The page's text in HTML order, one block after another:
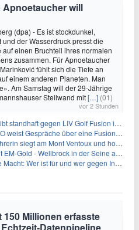
Apnoetaucher will
(dpa) - Es ist stockdunkel,
und der Wasserdruck presst die
auf einen Bruchteil ihres normalen
zusammen. Für Apnoetaucher
fühlt sich die Tiefe an
einem anderen Planeten. Man
Am Samstag will der 29-Jährige
Steilwand mit[…] (01)
vor 2 Stunden
gegen LIV Golf Fusion in einem sich wandelnden Sportumfeld
über eine Fusion mit LIV Golf zurück und bekräftigt die Wettbewerbslandschaft
siegt am Mont Ventoux und holt Tour-Gelb
Gold - Wellbrock in der Seine ausgebremst
Wer ist für und wer gegen Infantino?
Millionen erfasste